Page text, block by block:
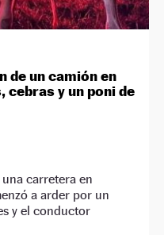
de un camión en
cebras y un poni de
carretera en
a arder por un
y el conductor